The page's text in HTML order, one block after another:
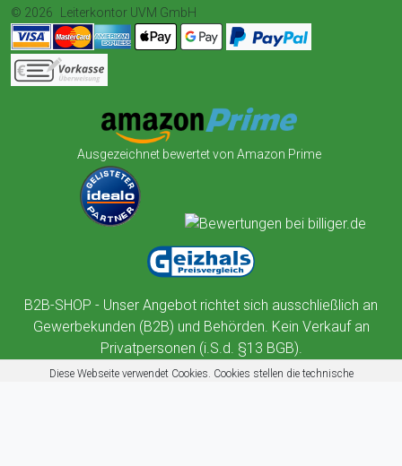
© 2026
Leiterkontor UVM GmbH
Ausgezeichnet bewertet von Amazon Prime
B2B-SHOP - Unser Angebot richtet sich ausschließlich an
Gewerbekunden (B2B) und Behörden. Kein Verkauf an
Privatpersonen (i.S.d. §13 BGB).
Diese Webseite verwendet Cookies. Cookies stellen die technische